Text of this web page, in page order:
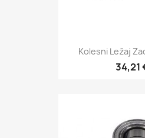
Kolesni Ležaj
34,21